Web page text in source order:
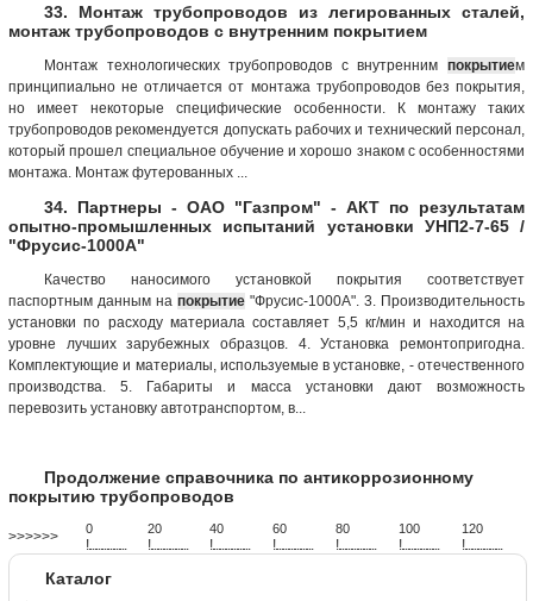
33. Монтаж трубопроводов из легированных сталей,
монтаж трубопроводов с внутренним покрытием
Монтаж технологических трубопроводов с внутренним покрытием
принципиально не отличается от монтажа трубопроводов без покрытия,
но имеет некоторые специфические особенности. К монтажу таких
трубопроводов рекомендуется допускать рабочих и технический персонал,
который прошел специальное обучение и хорошо знаком с особенностями
монтажа. Монтаж футерованных ...
34. Партнеры - ОАО "Газпром" - АКТ по результатам
опытно-промышленных испытаний установки УНП2-7-65 /
"Фрусис-1000А"
Качество наносимого установкой покрытия соответствует
паспортным данным на покрытие "Фрусис-1000А". 3. Производительность
установки по расходу материала составляет 5,5 кг/мин и находится на
уровне лучших зарубежных образцов. 4. Установка ремонтопригодна.
Комплектующие и материалы, используемые в установке, - отечественного
производства. 5. Габариты и масса установки дают возможность
перевозить установку автотранспортом, в...
Продолжение справочника по антикоррозионному
покрытию трубопроводов
>>>>>> 0
!...................
20
!...................
40
!...................
60
!...................
80
!...................
100
!...................
120
!...................
Каталог